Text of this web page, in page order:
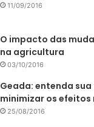
11/09/2016
O impacto das
na agricultura
03/10/2016
Geada: entenda
minimizar os efeitos
25/08/2016